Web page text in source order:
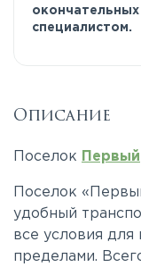
специалистом.
Описание
Поселок Первый
Поселок
удобный
все условия
пределами.